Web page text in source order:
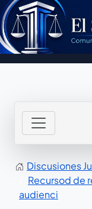
Discusiones
Recursod de
audienci